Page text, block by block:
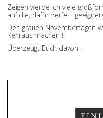
Zeigen werde ich viele
auf die, dafür perfekt
Den grauen Novembertagen
Kehraus machen !
Überzeugt Euch davon !